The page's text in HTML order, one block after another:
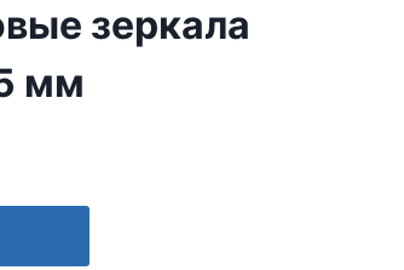
зеркала
мм